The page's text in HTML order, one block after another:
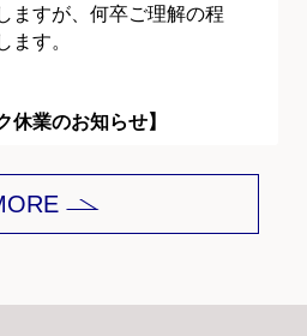
ますが、何卒ご理解の程
ます。
休業のお知らせ】
賜り、誠にありがとうご
ウィーク休業とさせて頂